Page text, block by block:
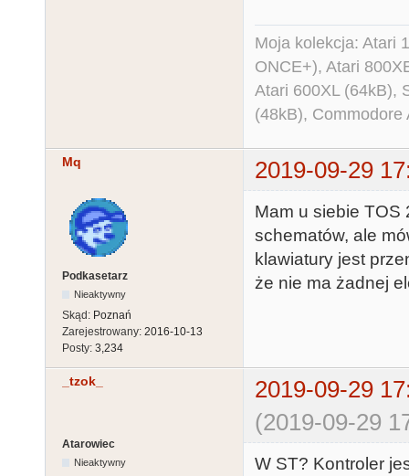
Moja kolekcja: Atari
ONCE+), Atari
Atari 600XL (64kB),
(48kB),
Mq 2019-09-29
Podkasetarz
Nieaktywny
Skąd: Poznań
Zarejestrowany: 2016-10-13
Posty: 3,234
Mam u siebie TOS
schematów, ale
klawiatury jest
że nie ma żadnej
_tzok_
2019-09-29
(2019-09-29
Atarowiec
Nieaktywny
W ST? Kontroler